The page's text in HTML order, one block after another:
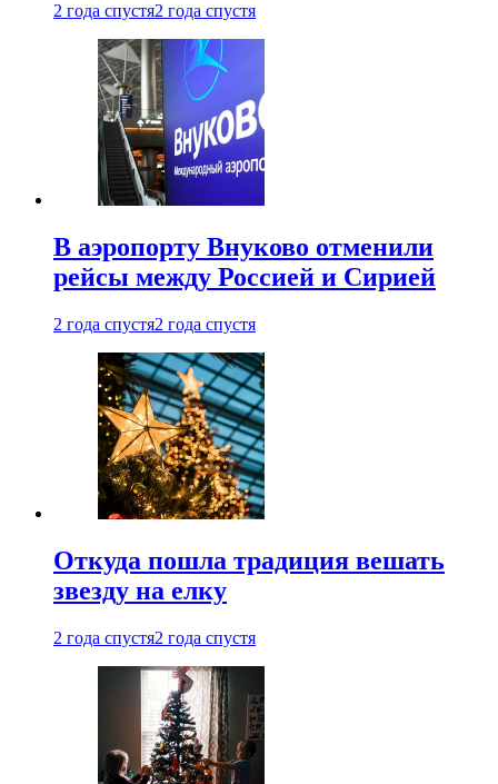
2 года спустя2 года спустя
В аэропорту Внуково отменили
рейсы между Россией и Сирией
2 года спустя2 года спустя
Откуда пошла традиция вешать
звезду на елку
2 года спустя2 года спустя